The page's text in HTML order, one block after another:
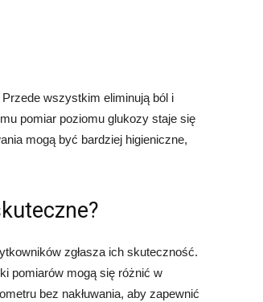
wszystkim eliminują ból i
pomiar poziomu glukozy staje się
mogą być bardziej higieniczne,
zgłasza ich skuteczność.
pomiarów mogą się różnić w
bez nakłuwania, aby zapewnić